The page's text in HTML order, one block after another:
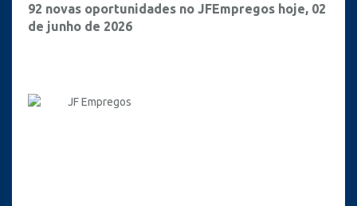
92 novas oportunidades no JFEmpregos hoje, 02
de junho de 2026
JF Empregos